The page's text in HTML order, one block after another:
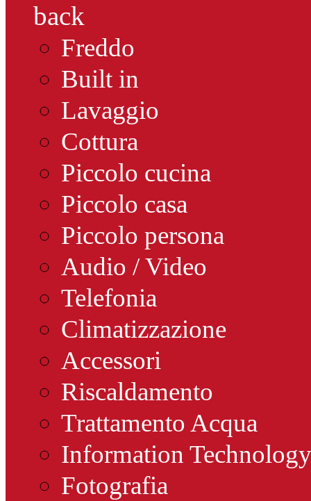
back
Freddo
Built in
Lavaggio
Cottura
Piccolo cucina
Piccolo casa
Piccolo persona
Audio / Video
Telefonia
Climatizzazione
Accessori
Riscaldamento
Trattamento Acqua
Information Technology
Fotografia